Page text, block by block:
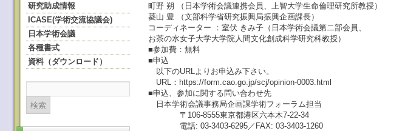
研究助成情報
ICASE(学術交流協議会)
日本学術会議
各種書式
資料（ダウンロード）
町野 朔 （日本学術会議連携会員、上智大学生命倫理研究所教授）
菱山 豊 （文部科学省研究振興局振興企画課長）
コーディネーター ：室伏 きみ子（日本学術会議第二部会員、
お茶の水女子大学大学院人間文化創成科学研究科教授）
■参加費：無料
■申込
以下のURLよりお申込み下さい。
URL：https://form.cao.go.jp/scj/opinion-0003.html
■申込、参加に関する問い合わせ先
日本学術会議事務局企画課学術フォーラム担当
〒106-8555東京都港区六本木7-22-34
電話: 03-3403-6295／FAX: 03-3403-1260